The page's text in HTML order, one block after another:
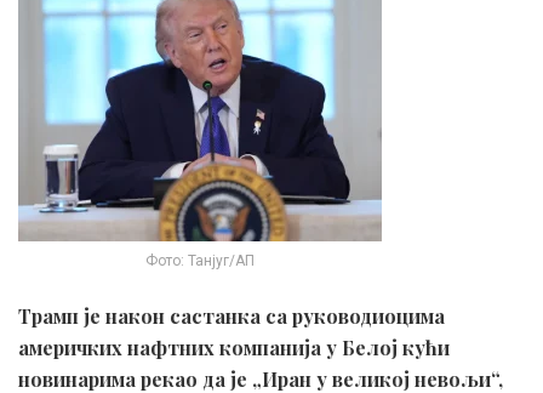
Фото: Танјуг/АП
Трамп је након састанка са руководиоцима
америчких нафтних компанија у Белој кући
новинарима рекао да је „Иран у великој невољи“,